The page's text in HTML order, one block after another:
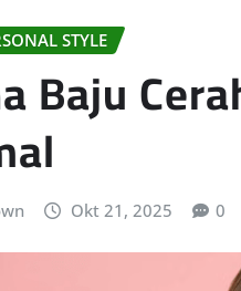
STYLE
Baju
Okt 21, 2025 0